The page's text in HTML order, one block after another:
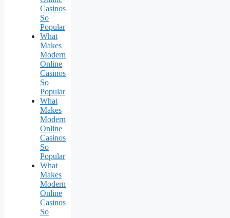
Casinos
So
Popular
What
Makes
Modern
Online
Casinos
So
Popular
What
Makes
Modern
Online
Casinos
So
Popular
What
Makes
Modern
Online
Casinos
So